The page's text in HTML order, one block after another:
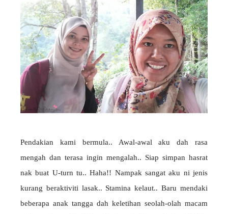
Pendakian kami bermula.. Awal-awal aku dah rasa
mengah dan terasa ingin mengalah.. Siap simpan hasrat
nak buat U-turn tu.. Haha!! Nampak sangat aku ni jenis
kurang beraktiviti lasak.. Stamina kelaut.. Baru mendaki
beberapa anak tangga dah keletihan seolah-olah macam